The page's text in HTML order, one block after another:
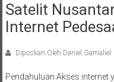
Satelit
Internet
Diposkan Oleh:Daniel Gamaliel
Pendahuluan Akses internet